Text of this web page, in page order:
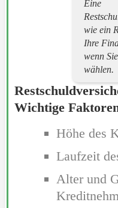
Eine
wie ein
Ihre
wenn
wählen.
Wichtige
Höhe des
Laufzeit
Alter und